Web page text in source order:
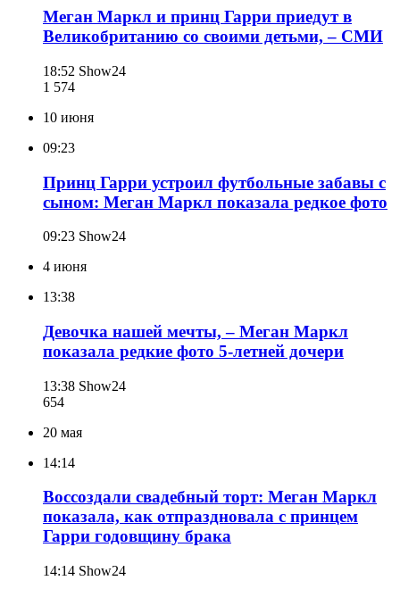
Меган Маркл и принц Гарри приедут в
Великобританию со своими детьми, – СМИ
18:52 Show24
1 574
10 июня
09:23
Принц Гарри устроил футбольные забавы с
сыном: Меган Маркл показала редкое фото
09:23 Show24
4 июня
13:38
Девочка нашей мечты, – Меган Маркл
показала редкие фото 5-летней дочери
13:38 Show24
654
20 мая
14:14
Воссоздали свадебный торт: Меган Маркл
показала, как отпраздновала с принцем
Гарри годовщину брака
14:14 Show24